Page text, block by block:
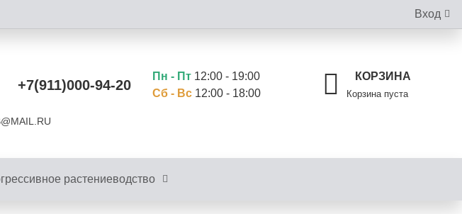
Вход
+7(911)000-94-20
Пн - Пт 12:00 - 19:00
Сб - Вс 12:00 - 18:00
КОРЗИНА
Корзина пуста
растениеводство